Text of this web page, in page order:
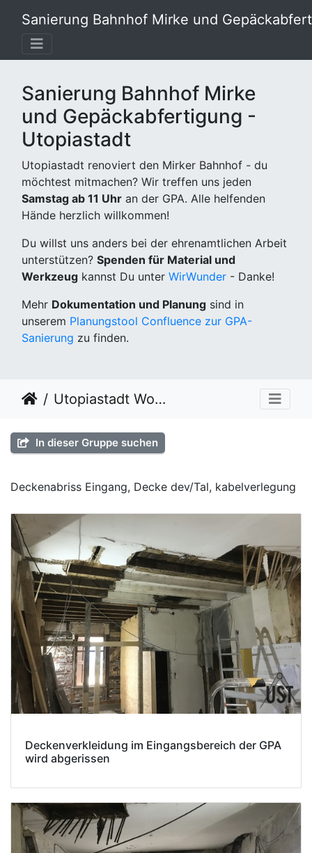
Sanierung Bahnhof Mirke und
Sanierung Bahnhof Mirke
und Gepäckabfertigung -
Utopiastadt
Utopiastadt renoviert den Mirker Bahnhof - du
möchtest mitmachen? Wir treffen uns jeden
Samstag ab 11 Uhr an der GPA. Alle helfenden
Hände herzlich willkommen!
Du willst uns anders bei der ehrenamtlichen Arbeit
unterstützen? Spenden für Material und
Werkzeug kannst Du unter WirWunder - Danke!
Mehr Dokumentation und Planung sind in
unserem Planungstool Confluence zur GPA-
Sanierung zu finden.
Utopiastadt Workout 22.02.2020
In dieser Gruppe suchen
Deckenabriss Eingang, Decke dev/Tal, kabelverlegung
Deckenverkleidung im Eingangsbereich der GPA
wird abgerissen